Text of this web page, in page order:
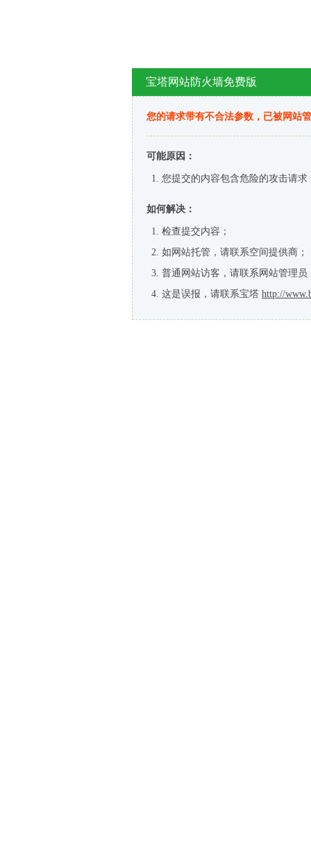
宝塔网站防火墙免费版
您的请求带有不合法参数，已被网站
可能原因：
您提交的内容包含危险的攻击请求
如何解决：
检查提交内容；
如网站托管，请联系空间提供商；
普通网站访客，请联系网站管理员
这是误报，请联系宝塔 http://